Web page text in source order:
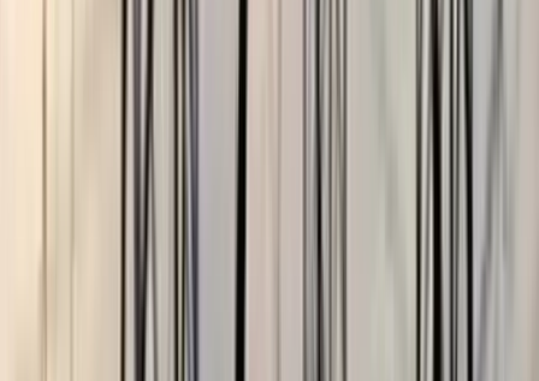
ছাত্রকে দিয়ে এইচএসসির খাতা
মূল্যায়নের অভিযাগে শিক্ষক রিপন